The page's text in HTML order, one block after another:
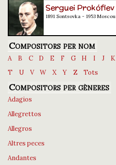
Serguei Prokófiev
1891 Sontsovka - 1953 Moscou
Compositors per nom
A B C D E F G H I J K
T
U V W X Y Z Tots
Compositors per gèneres
Adagios
Allegrettos
Allegros
Altres peces
Andantes